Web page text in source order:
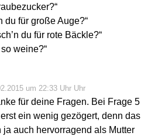
du für große Auge?“
du für rote Bäckle?“
so weine?“
um 22:33 Uhr Uhr
für deine Fragen. Bei Frage 5
ein wenig gezögert, denn das
ja auch hervorragend als Mutter